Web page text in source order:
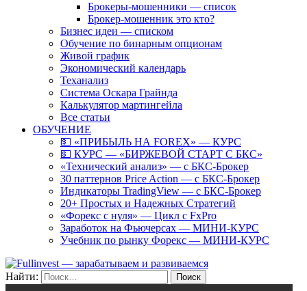
Брокеры-мошенники — список
Брокер-мошенник это кто?
Бизнес идеи — списком
Обучение по бинарным опционам
Живой график
Экономический календарь
Теханализ
Система Оскара Грайнда
Калькулятор мартингейла
Все статьи
ОБУЧЕНИЕ
💵 «ПРИБЫЛЬ НА FOREX» — КУРС
💵 КУРС — «БИРЖЕВОЙ СТАРТ С БКС»
«Технический анализ» — с БКС-Брокер
30 паттернов Price Action — с БКС-Брокер
Индикаторы TradingView — с БКС-Брокер
20+ Простых и Надежных Стратегий
«Форекс с нуля» — Цикл с FxPro
Заработок на Фьючерсах — МИНИ-КУРС
Учебник по рынку Форекс — МИНИ-КУРС
Найти: